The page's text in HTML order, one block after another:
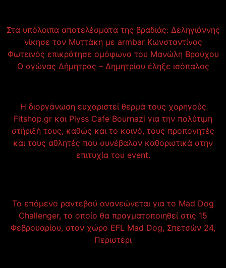
Στα υπόλοιπα αποτελέσματα της βραδιάς: Δεληγιάννης
νίκησε τον Μυττάκη με armbar Κωνσταντίνος
Φωτεινός επικράτησε ομόφωνα του Μανώλη Βρούχου
Ο αγώνας Δήμητρας – Δημητρίου έληξε ισόπαλος
Η διοργάνωση ευχαριστεί θερμά τους χορηγούς
Fitshop.gr και Plyss Cafe Bournazi για την πολύτιμη
στήριξή τους, καθώς και το κοινό, τους προπονητές
και τους αθλητές που συνέβαλαν καθοριστικά στην
επιτυχία του event.
Το επόμενο ραντεβού ανανεώνεται για το Mad Dog
Challenger, το οποίο θα πραγματοποιηθεί στις 15
Φεβρουαρίου, στον χώρο EFL Mad Dog, Σπετσών 24,
Περιστέρι